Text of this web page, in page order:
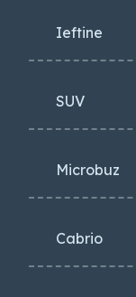
Ieftine
SUV
Microbuz
Cabrio